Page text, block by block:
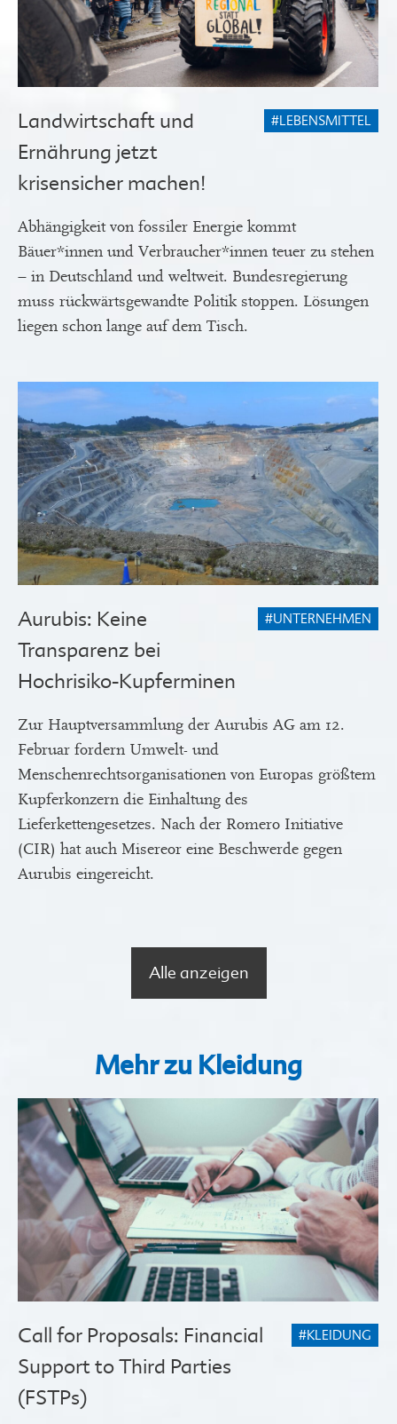
#LEBENSMITTEL
Landwirtschaft und
Ernährung jetzt
krisensicher machen!
Abhängigkeit von fossiler Energie kommt
Bäuer*innen und Verbraucher*innen teuer zu stehen
– in Deutschland und weltweit. Bundesregierung
muss rückwärtsgewandte Politik stoppen. Lösungen
liegen schon lange auf dem Tisch.
#UNTERNEHMEN
Aurubis: Keine
Transparenz bei
Hochrisiko-Kupferminen
Zur Hauptversammlung der Aurubis AG am 12.
Februar fordern Umwelt- und
Menschenrechtsorganisationen von Europas größtem
Kupferkonzern die Einhaltung des
Lieferkettengesetzes. Nach der Romero Initiative
(CIR) hat auch Misereor eine Beschwerde gegen
Aurubis eingereicht.
Alle anzeigen
Mehr zu Kleidung
#KLEIDUNG
Call for Proposals: Financial
Support to Third Parties
(FSTPs)